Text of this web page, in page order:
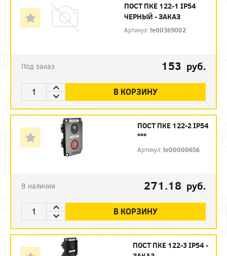
ПОСТ ПКЕ 122-1 IP54
ЧЕРНЫЙ - ЗАКАЗ
Артикул:te00369002
Под заказ 153 руб.
В КОРЗИНУ
ПОСТ ПКЕ 122-2 IP54
***
Артикул:te00000656
В наличии 271.18 руб.
В КОРЗИНУ
ПОСТ ПКЕ 122-3 IP54 -